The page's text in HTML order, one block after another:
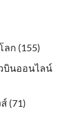
ก (155)
บินออนไลน์
(71)